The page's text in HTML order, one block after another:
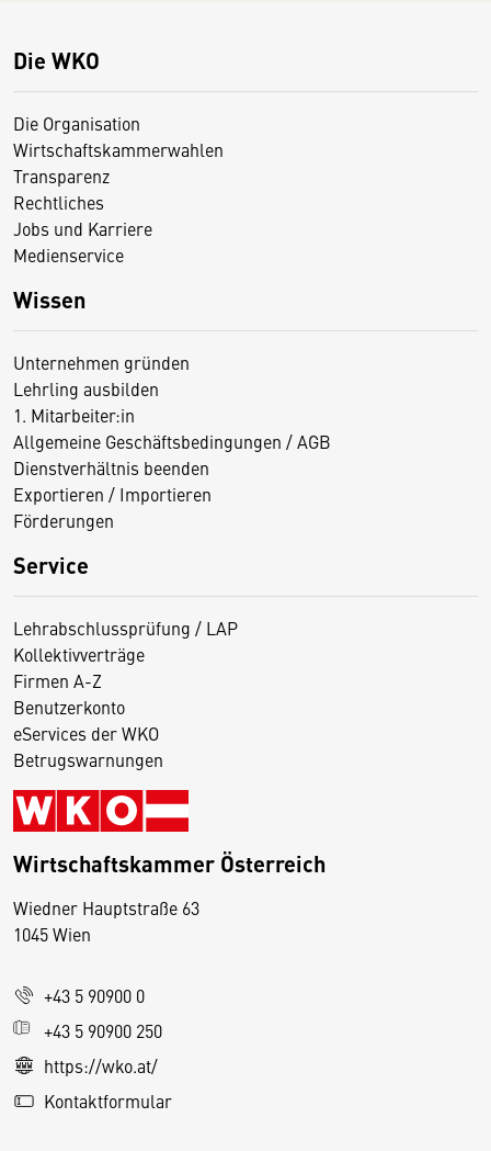
Die WKO
Die Organisation
Wirtschaftskammerwahlen
Transparenz
Rechtliches
Jobs und Karriere
Medienservice
Wissen
Unternehmen gründen
Lehrling ausbilden
1. Mitarbeiter:in
Allgemeine Geschäftsbedingungen / AGB
Dienstverhältnis beenden
Exportieren / Importieren
Förderungen
Service
Lehrabschlussprüfung / LAP
Kollektivverträge
Firmen A-Z
Benutzerkonto
eServices der WKO
Betrugswarnungen
Wirtschaftskammer Österreich
Wiedner Hauptstraße 63
1045 Wien
+43 5 90900 0
+43 5 90900 250
https://wko.at/
Kontaktformular
D
s
e
S
e